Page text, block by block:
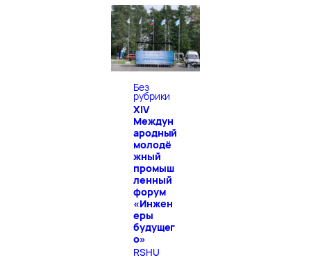
Без
рубрики
XIV
Междун
ародный
молодё
жный
промыш
ленный
форум
«Инжен
еры
будущег
о»
RSHU